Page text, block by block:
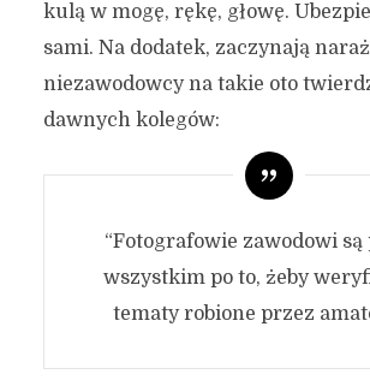
kulą w mogę, rękę, głowę.
sami. Na dodatek, zaczynają
niezawodowcy na takie oto
dawnych kolegów:
“Fotografowie zawodowi są
wszystkim po to, żeby
tematy robione przez